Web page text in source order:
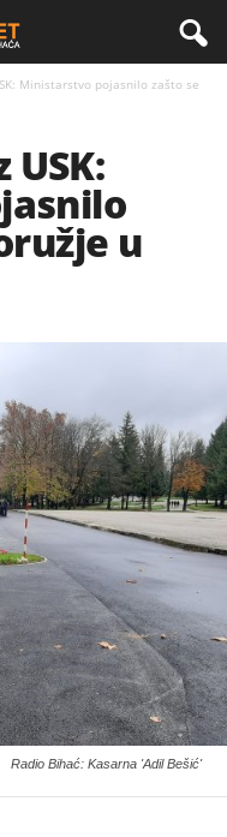
Ministarstvo pojasnilo zašto se
u
Radio Bihać: Kasarna 'Adil Bešić'